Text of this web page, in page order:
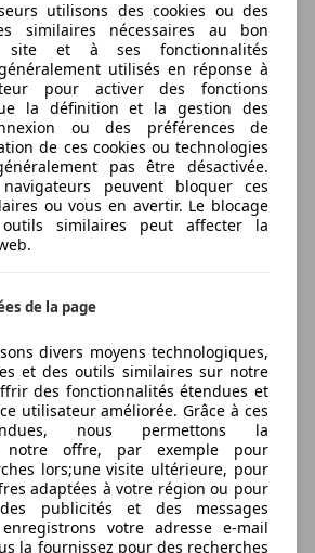
utilisons des cookies ou des
similaires nécessaires au bon
site et à ses fonctionnalités
utilisés en réponse à
pour activer des fonctions
la définition et la gestion des
ou des préférences de
de ces cookies ou technologies
pas être désactivée.
peuvent bloquer ces
ou vous en avertir. Le blocage
similaires peut affecter la
de la page
divers moyens technologiques,
et des outils similaires sur notre
des fonctionnalités étendues et
utilisateur améliorée. Grâce à ces
nous permettons la
notre offre, par exemple pour
lors;une visite ultérieure, pour
adaptées à votre région ou pour
publicités et des messages
votre adresse e-mail
la fournissez pour des recherches